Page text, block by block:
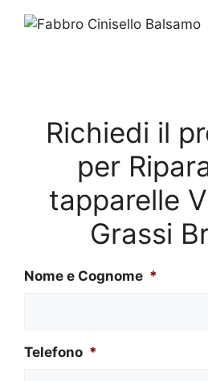
Richiedi il
per
tapparelle
Grassi
Nome e Cognome *
Telefono *